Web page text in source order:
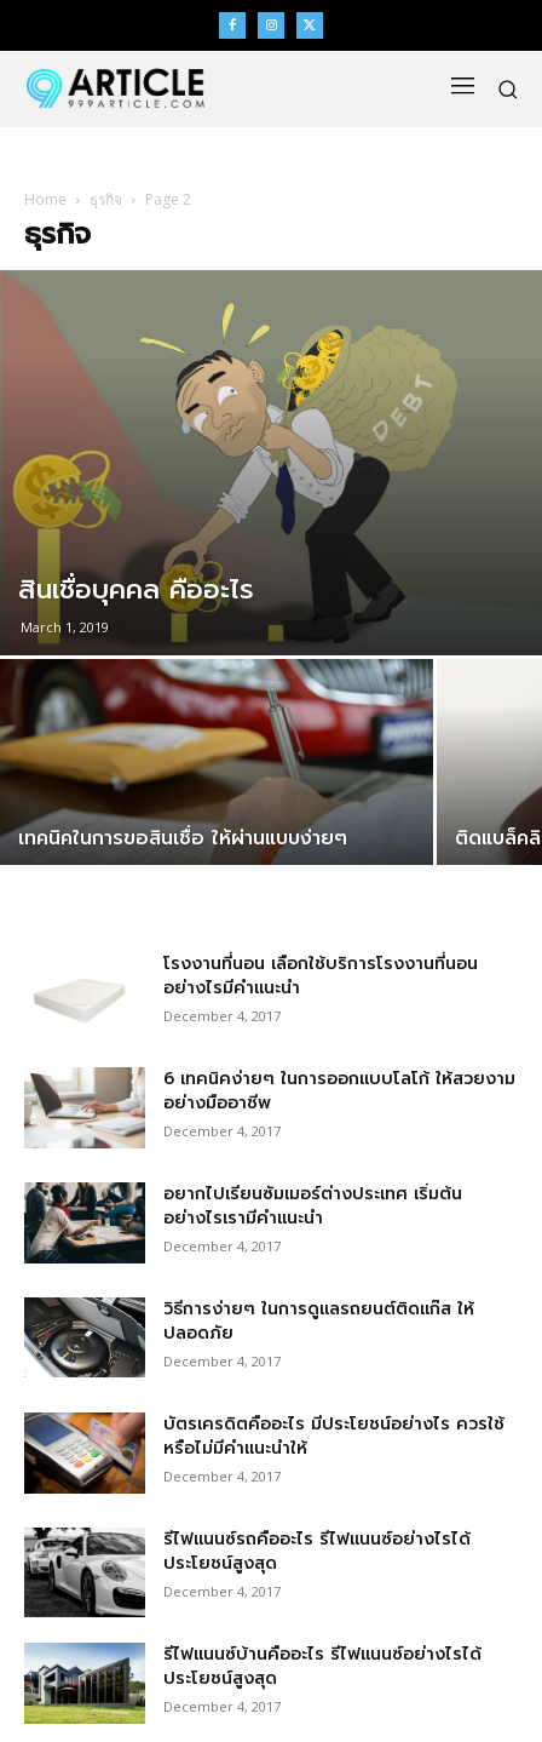
Home ธุรกิจ Page 2
ธุรกิจ
สินเชื่อบุคคล คืออะไร
March 1, 2019
เทคนิคในการขอสินเชื่อ ให้ผ่านแบบง่ายๆ ติดแบล็ค
โรงงานที่นอน เลือกใช้บริการโรงงานที่นอน
อย่างไรมีคำแนะนำ
December 4, 2017
6 เทคนิคง่ายๆ ในการออกแบบโลโก้ ให้สวยงาม
อย่างมืออาชีพ
December 4, 2017
อยากไปเรียนซัมเมอร์ต่างประเทศ เริ่มต้น
อย่างไรเรามีคำแนะนำ
December 4, 2017
วิธีการง่ายๆ ในการดูแลรถยนต์ติดแก๊ส ให้
ปลอดภัย
December 4, 2017
บัตรเครดิตคืออะไร มีประโยชน์อย่างไร ควรใช้
หรือไม่มีคำแนะนำให้
December 4, 2017
รีไฟแนนซ์รถคืออะไร รีไฟแนนซ์อย่างไรได้
ประโยชน์สูงสุด
December 4, 2017
รีไฟแนนซ์บ้านคืออะไร รีไฟแนนซ์อย่างไรได้
ประโยชน์สูงสุด
December 4, 2017